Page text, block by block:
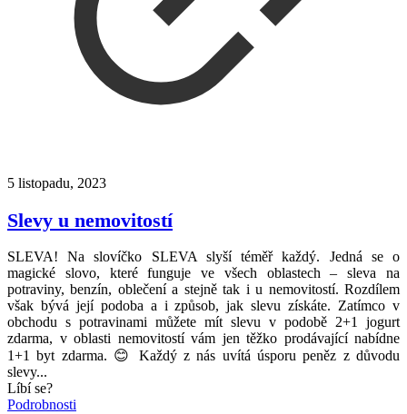
5 listopadu, 2023
Slevy u nemovitostí
SLEVA! Na slovíčko SLEVA slyší téměř každý. Jedná se o
magické slovo, které funguje ve všech oblastech – sleva na
potraviny, benzín, oblečení a stejně tak i u nemovitostí. Rozdílem
však bývá její podoba a i způsob, jak slevu získáte. Zatímco v
obchodu s potravinami můžete mít slevu v podobě 2+1 jogurt
zdarma, v oblasti nemovitostí vám jen těžko prodávající nabídne
1+1 byt zdarma. 😊 Každý z nás uvítá úsporu peněz z důvodu
slevy...
Líbí se?
Podrobnosti